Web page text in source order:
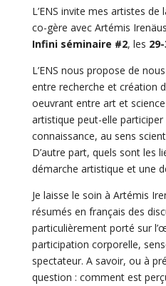
L’ENS invite mes artistes
co-gère avec Artémis
Infini séminaire #2, les
L’ENS nous propose de
entre recherche et création
oeuvrant entre art et
artistique peut-elle
connaissance, au sens
D’autre part, quels sont les
démarche artistique et une
Je laisse le soin à Artémis
résumés en français des
particulièrement porté sur
participation corporelle,
spectateur. A savoir, ou à
question : comment est